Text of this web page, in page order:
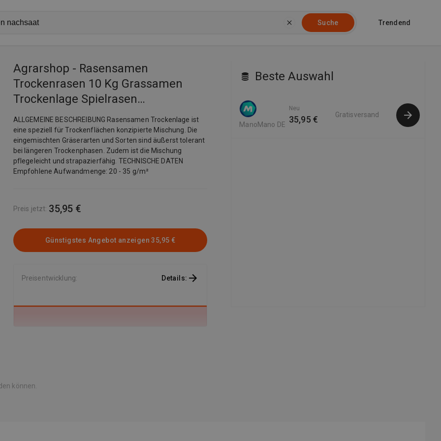
Suche Trendend
Agrarshop - Rasensamen
Trockenrasen 10 Kg Grassamen
Trockenlage Spielrasen
741187280822
ALLGEMEINE BESCHREIBUNG Rasensamen Trockenlage ist
eine speziell für Trockenflächen konzipierte Mischung. Die
eingemischten Gräserarten und Sorten sind äußerst tolerant
bei längeren Trockenphasen. Zudem ist die Mischung
pflegeleicht und strapazierfähig. TECHNISCHE DATEN
Empfohlene Aufwandmenge: 20 - 35 g/m²
Preis jetzt: 35,95 €
Günstigstes Angebot anzeigen 35,95 €
Preisentwicklung: Details:
Beste Auswahl
ManoMano DE
Neu
35,95 € Gratisversand
können.